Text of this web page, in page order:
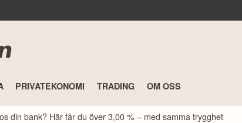
PRIVATEKONOMI TRADING OM OSS
din bank? Här får du över 3,00 % – med samma trygghet